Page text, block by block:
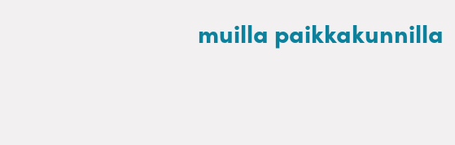
muilla paikkakunnilla